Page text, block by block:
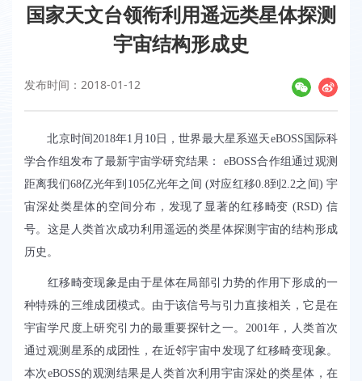
国家天文台领衔利用遥远类星体探测
宇宙结构形成史
发布时间：2018-01-12
北京时间2018年1 月 10日，世界最大星系巡天eBOSS 国际科
学合作组发布了最新宇宙学研究结果：
eBOSS合作组通过观测
距离我们68亿光年到 105亿光年之间 (对应红移0.8到2.2之间)宇
宙深处类星体的空间分布， 发现了显著的红移畸变 (RSD) 信
号。这是人类首次成功利用遥远的类星体探测宇宙的结构形成
历史。
红移畸变现象是由于星体在局部引力势的作用下形成的一
种特殊的三维成团模式。由于该信号与引力直接相关，它是在
宇宙学尺度上研究引力的最重要探针之一。 2001年，人类首次
通过观测星系的成团性，在近邻宇宙中发现了红移畸变现象。
本次eBOSS的观测结果是人类首次利用宇宙深处的类星体，在